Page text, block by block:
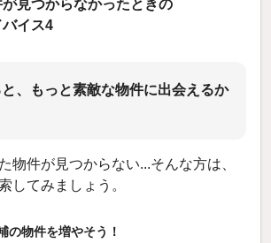
見つからなかったときの
バイス4
、もっと素敵な物件に出会えるか
物件が見つからない...そんな方は、
してみましょう。
の物件を増やそう！